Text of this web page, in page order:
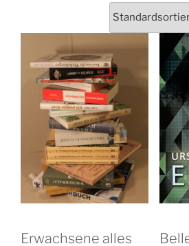
Erwachsene alles